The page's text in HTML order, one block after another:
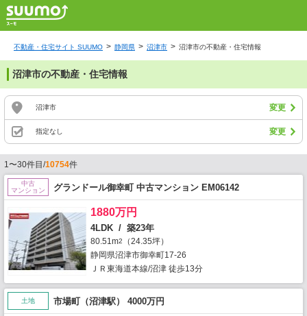
不動産・住宅サイト SUUMO 静岡県 沼津市 沼津市の不動産・住宅情報
沼津市の不動産・住宅情報
沼津市 変更
指定なし 変更
1〜30件目/10754件
中古
マンション
グランドール御幸町 中古マンション EM06142
1880万円
4LDK / 築23年
80.51m2
（24.35坪）
静岡県沼津市御幸町17-26
ＪＲ東海道本線/沼津 徒歩13分
土地 市場町（沼津駅） 4000万円